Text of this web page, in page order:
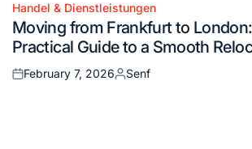
Posted
in
Handel & Dienstleistungen
Moving from Frankfurt to
Practical Guide to a Smooth
Posted
February 7, 2026
Posted
Senf